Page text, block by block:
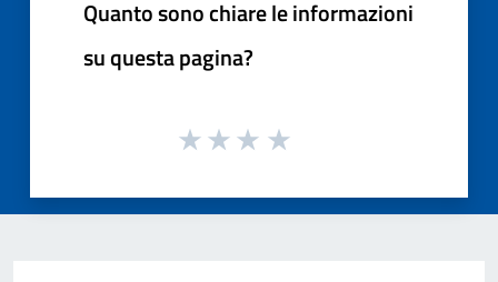
Quanto sono chiare le informazioni
su questa pagina?